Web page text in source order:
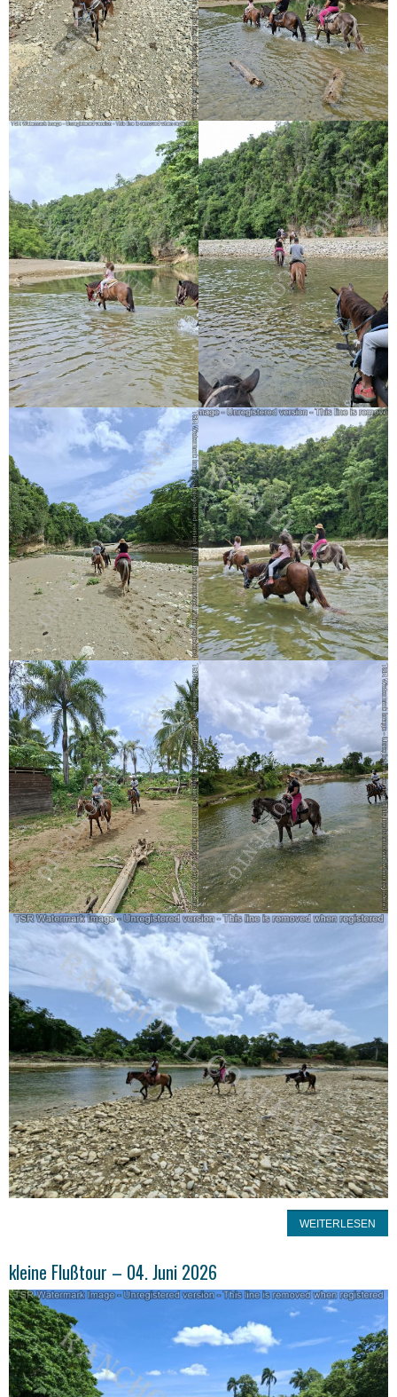
WEITERLESEN
kleine Flußtour – 04. Juni 2026